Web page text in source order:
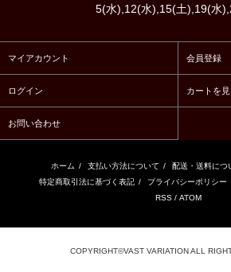
5(水),12(水),15(土),19(水
マイアカウント 会員登録
ログイン カートを見
お問い合わせ
ホーム / 支払い方法について / 配送・送料につ
特定商取引法に基づく表記 / プライバシーポリシー
RSS / ATOM
COPYRIGHT©VAST VARIATION ALL